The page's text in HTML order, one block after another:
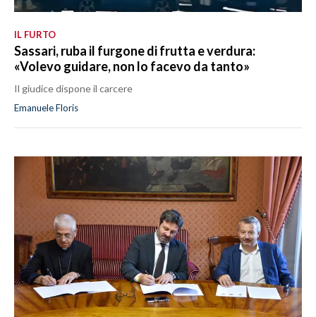
IL FURTO
Sassari, ruba il furgone di frutta e verdura:
«Volevo guidare, non lo facevo da tanto»
Il giudice dispone il carcere
Emanuele Floris